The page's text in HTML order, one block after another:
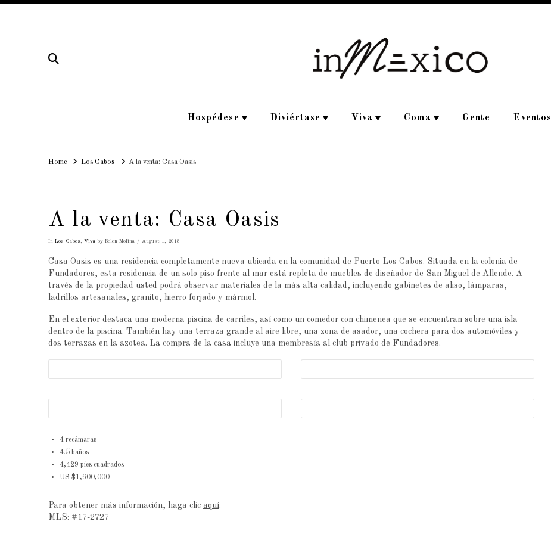
Hospédese Diviértase Viva Coma Gente Eventos
HomeHomeLos Cabos A la venta: Casa Oasis
A la venta: Casa Oasis
In Los Cabos , Vivaby Belen Molina August 1, 2018
Casa Oasis es una residencia completamente nueva ubicada en la comunidad de Puerto Los Cabos. Situada en la colonia de
Fundadores, esta residencia de un solo piso frente al mar está repleta de muebles de diseñador de San Miguel de Allende. A
través de la propiedad usted podrá observar materiales de la más alta calidad, incluyendo gabinetes de aliso, lámparas,
ladrillos artesanales, granito, hierro forjado y mármol.
En el exterior destaca una moderna piscina de carriles, así como un comedor con chimenea que se encuentran sobre una isla
dentro de la piscina. También hay una terraza grande al aire libre, una zona de asador, una cochera para dos automóviles y
dos terrazas en la azotea. La compra de la casa incluye una membresía al club privado de Fundadores.
4 recámaras
4.5 baños
4,429 pies cuadrados
US $1,600,000
Para obtener más información, haga clic aquí.
MLS: #17-2727